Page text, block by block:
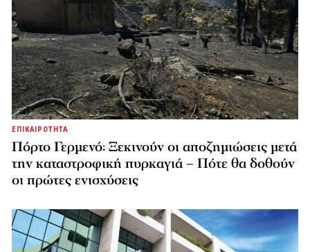
ΕΠΙΚΑΙΡΟΤΗΤΑ
Πόρτο Γερμενό: Ξεκινούν οι αποζημιώσεις μετά
την καταστροφική πυρκαγιά – Πότε θα δοθούν
οι πρώτες ενισχύσεις